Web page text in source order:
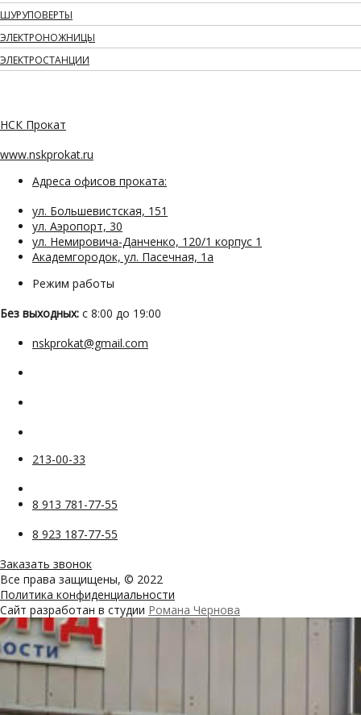
ШУРУПОВЕРТЫ
ЭЛЕКТРОНОЖНИЦЫ
ЭЛЕКТРОСТАНЦИИ
НСК Прокат
www.nskprokat.ru
Адреса офисов проката:
ул. Большевистская, 151
ул. Аэропорт, 30
ул. Немировича-Данченко, 120/1 корпус 1
Академгородок, ул. Пасечная, 1а
Режим работы
Без выходных: с 8:00 до 19:00
nskprokat@gmail.com
213-00-33
8 913 781-77-55
8 923 187-77-55
Заказать звонок
Все права защищены, © 2022
Политика конфиденциальности
Сайт разработан в студии Романа Чернова